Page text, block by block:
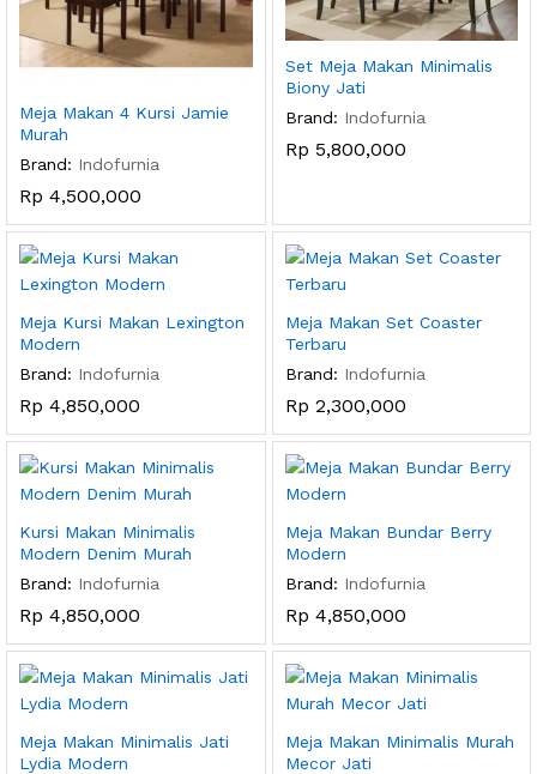
Meja Makan 4 Kursi Jamie
Murah
Brand: Indofurnia
Rp 4,500,000
Set Meja Makan Minimalis
Biony Jati
Brand: Indofurnia
Rp 5,800,000
Meja Kursi Makan Lexington
Modern
Brand: Indofurnia
Rp 4,850,000
Meja Makan Set Coaster
Terbaru
Brand: Indofurnia
Rp 2,300,000
Kursi Makan Minimalis
Modern Denim Murah
Brand: Indofurnia
Rp 4,850,000
Meja Makan Bundar Berry
Modern
Brand: Indofurnia
Rp 4,850,000
Meja Makan Minimalis Jati
Lydia Modern
Meja Makan Minimalis Murah
Mecor Jati